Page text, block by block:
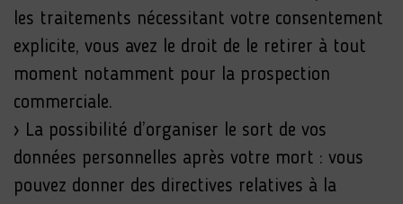
les traitements nécessitant votre consentement
explicite, vous avez le droit de le retirer à tout
moment notamment pour la prospection
commerciale.
› La possibilité d’organiser le sort de vos
données personnelles après votre mort : vous
pouvez donner des directives relatives à la